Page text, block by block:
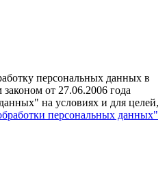
персональных данных в
от 27.06.2006 года
на условиях и для целей,
персональных данных"